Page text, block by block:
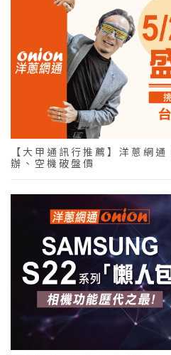
【大甲通訊行推薦】洋蔥網
辦、空機破盤價